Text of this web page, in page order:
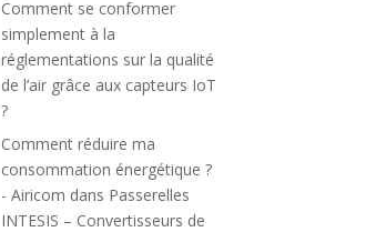
Comment se conformer
simplement à la
réglementations sur la qualité
de l’air grâce aux capteurs IoT
?
Comment réduire ma
consommation énergétique ?
- Airicom dans Passerelles
INTESIS – Convertisseurs de